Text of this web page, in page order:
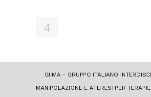
GIIMA - GRUPPO ITALIANO
MANIPOLAZIONE E AFERESI PER